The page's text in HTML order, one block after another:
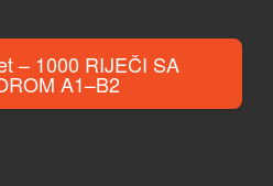
– 1000 RIJEČI SA
IZGOVOROM A1–B2